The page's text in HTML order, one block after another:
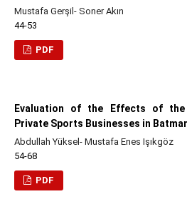
Mustafa Gerşil- Soner Akın
44-53
PDF
Evaluation of the Effects of the
Private Sports Businesses in
Abdullah Yüksel- Mustafa Enes Işıkgöz
54-68
PDF